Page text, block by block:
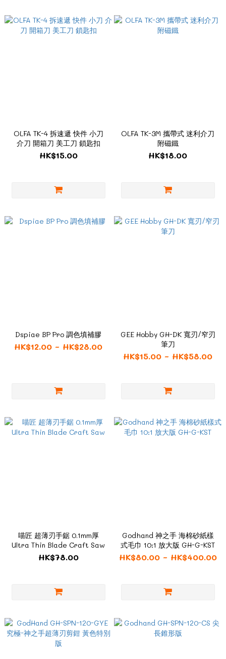
OLFA TK-4 拆速遞 快件 小刀
介刀 開箱刀 美工刀 鎖匙扣
HK$15.00
OLFA TK-3M 攜帶式 迷利介刀
附磁鐵
HK$18.00
Dspiae BP Pro 調色填補膠
HK$12.00 ~ HK$28.00
GEE Hobby GH-DK 寬刃/窄刃
筆刀
HK$15.00 ~ HK$58.00
喵匠 超薄刃手鋸 0.1mm厚
Ultra Thin Blade Craft Saw
HK$78.00
Godhand 神之手 海棉砂紙樣
式毛巾 10:1 放大版 GH-G-KST
HK$80.00 ~ HK$400.00